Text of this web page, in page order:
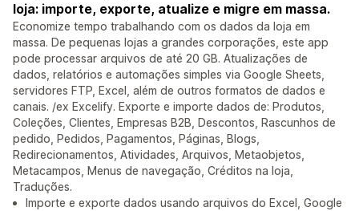
loja: importe, exporte, atualize e migre em massa.
Economize tempo trabalhando com os dados da loja em
massa. De pequenas lojas a grandes corporações, este app
pode processar arquivos de até 20 GB. Atualizações de
dados, relatórios e automações simples via Google Sheets,
servidores FTP, Excel, além de outros formatos de dados e
canais. /ex Excelify. Exporte e importe dados de: Produtos,
Coleções, Clientes, Empresas B2B, Descontos, Rascunhos de
pedido, Pedidos, Pagamentos, Páginas, Blogs,
Redirecionamentos, Atividades, Arquivos, Metaobjetos,
Metacampos, Menus de navegação, Créditos na loja,
Traduções.
Importe e exporte dados usando arquivos do Excel, Google